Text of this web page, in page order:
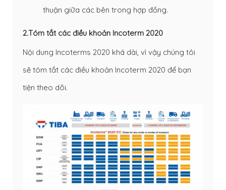
thuận giữa các bên trong hợp đồng.
2.Tóm tắt các điều khoản Incoterm 2020
Nội dung Incoterms 2020 khá dài, vì vậy chúng tôi
sẽ tóm tắt các điều khoản Incoterm 2020 để bạn
tiện theo dõi.